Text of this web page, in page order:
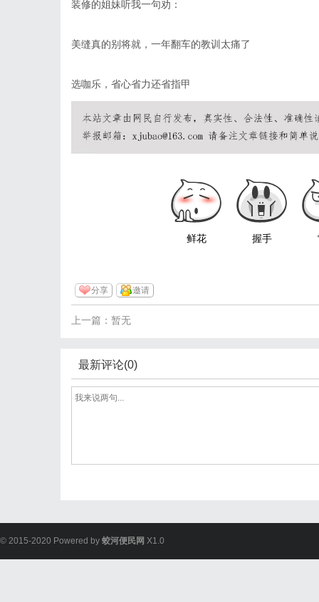
装修的姐妹听我一句劝：
美缝真的别将就，一年翻车的教训太痛了
选咖乐，省心省力还省指甲
鲜花 握手
分享 邀请
上一篇：暂无
最新评论(0)
© 2015-2020 Powered by 蛟河便民网 X1.0